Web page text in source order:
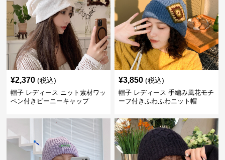
¥2,370 (税込)
帽子 レディース ニット素材ワッ
ペン付きビーニーキャップ
¥3,850 (税込)
帽子 レディース 手編み風花モチ
ーフ付きふわふわニット帽